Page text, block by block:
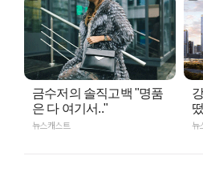
금수저의 솔직고백 "명품
은 다 여기서.."
뉴스캐스트 뉴